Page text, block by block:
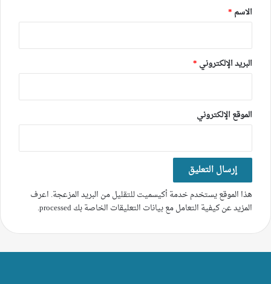
*
الاسم *
البريد الإلكتروني *
الموقع الإلكتروني
هذا الموقع يستخدم خدمة أكيسميت للتقليل من البريد المزعجة. اعرف
المزيد عن كيفية التعامل مع بيانات التعليقات الخاصة بك processed
.